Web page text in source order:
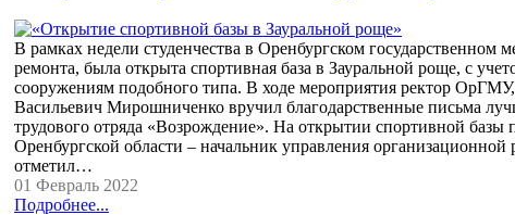
В рамках недели студенчества в Оренбургском государственном
ремонта, была открыта спортивная база в Зауральной роще, с
сооружениям подобного типа. В ходе мероприятия ректор
Васильевич Мирошниченко вручил благодарственные письма
трудового отряда «Возрождение». На открытии спортивной базы
Оренбургской области – начальник управления
отметил…
01 Февраль 2022
Подробнее...